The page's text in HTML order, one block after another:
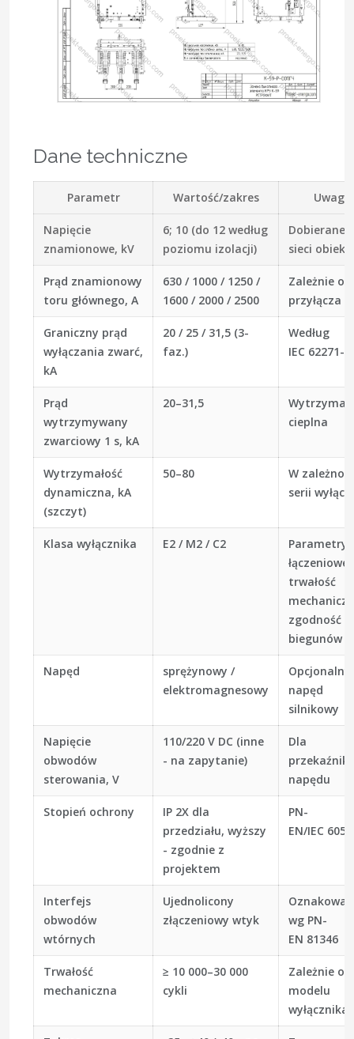
Dane techniczne
Parametr Wartość/zakres Uwaga
Napięcie
znamionowe, kV
6; 10 (do 12 według
poziomu izolacji)
Dobierane
sieci
Prąd znamionowy
toru głównego, A
630 / 1000 / 1250 /
1600 / 2000 / 2500
Zależnie od
przyłącza
Graniczny prąd
wyłączania zwarć,
kA
20 / 25 / 31,5 (3-
faz.)
Według
IEC 62271-
Prąd
wytrzymywany
zwarciowy 1 s, kA
20–31,5
cieplna
Wytrzymałość
dynamiczna, kA
(szczyt)
50–80
W
serii
Klasa wyłącznika E2 / M2 / C2
Parametry
łączeniowe,
trwałość
zgodność
biegunów
Napęd
sprężynowy /
elektromagnesowy
Opcjonalny
napęd
silnikowy
Napięcie
obwodów
sterowania, V
110/220 V DC (inne
- na zapytanie)
Dla
napędu
Stopień ochrony
IP 2X dla
przedziału, wyższy
- zgodnie z
projektem
PN-
EN/IEC
Interfejs
obwodów
wtórnych
Ujednolicony
złączeniowy wtyk
wg PN-
EN 81346
Trwałość
mechaniczna
≥ 10 000–30 000
cykli
Zależnie od
modelu
wyłącznika